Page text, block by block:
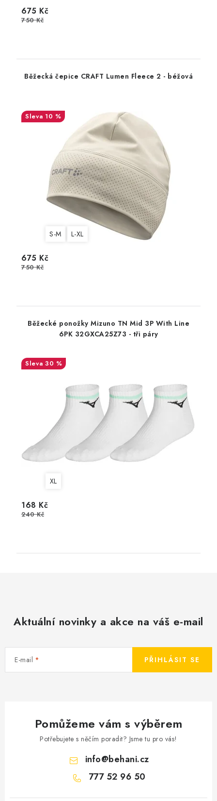
675 Kč
750 Kč
Běžecká čepice CRAFT Lumen Fleece 2 - béžová
10 %
S-M L-XL
675 Kč
750 Kč
Běžecké ponožky Mizuno TN Mid 3P With Line
6PK 32GXCA25Z73 - tři páry
30 %
XL
168 Kč
240 Kč
Aktuální novinky a akce na váš e-mail
E-mail PŘIHLÁSIT SE
Pomůžeme vám s výběrem
Potřebujete s něčím poradit? Jsme tu pro vás!
info@behani.cz
777 52 96 50